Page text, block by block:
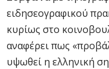
ειδησεογραφικού
κυρίως στο
αναφέρει πως
υψωθεί η ελληνική